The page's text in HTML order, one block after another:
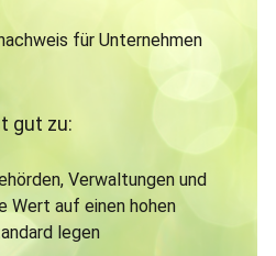
für Unternehmen
gut zu:
Verwaltungen und
Wert auf einen hohen
legen